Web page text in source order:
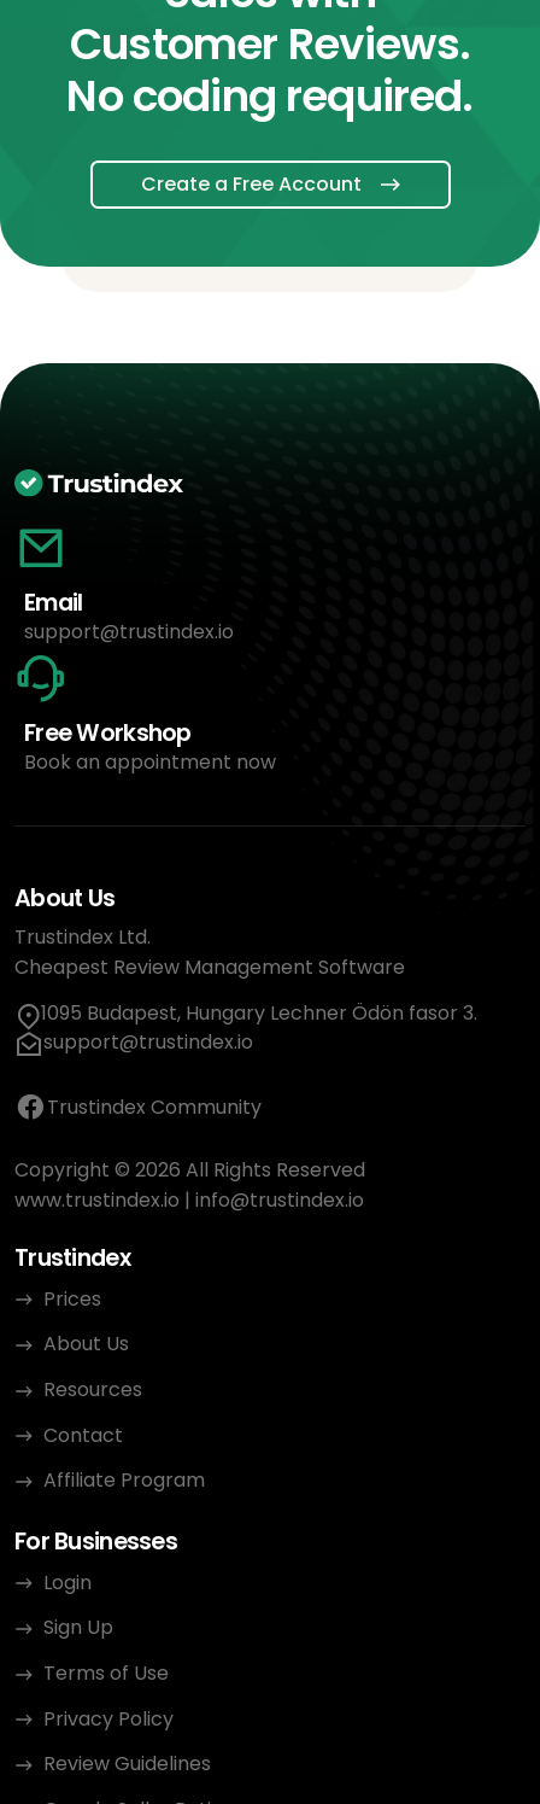
Customer Reviews.
No coding required.
Create a Free Account
Email
support@trustindex.io
Free Workshop
Book an appointment now
About Us
Trustindex Ltd.
Cheapest Review Management Software
1095 Budapest, Hungary Lechner Ödön fasor 3.
support@trustindex.io
Trustindex Community
Copyright © 2026 All Rights Reserved
www.trustindex.io | info@trustindex.io
Trustindex
Prices
About Us
Resources
Contact
Affiliate Program
For Businesses
Login
Sign Up
Terms of Use
Privacy Policy
Review Guidelines